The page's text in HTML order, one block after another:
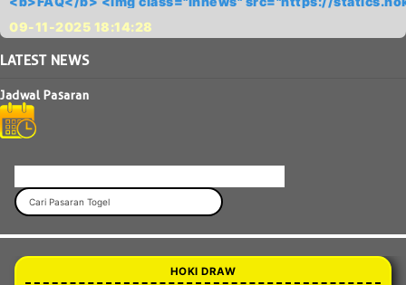
09-11-2025 18:14:28
LATESTNEWS
Jadwal Pasaran
HOKI DRAW